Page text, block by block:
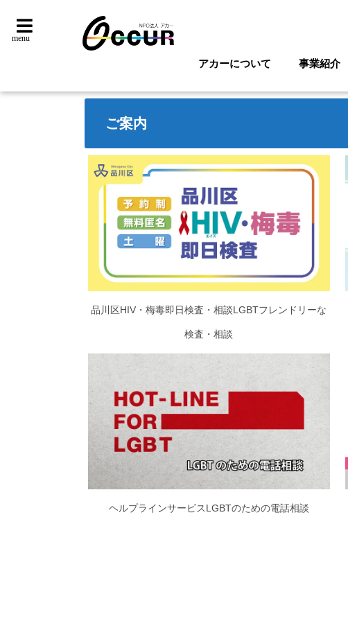
menu
アカーについて 事業紹介
ご案内
品川区HIV・梅毒即日検査・相談LGBTフレンドリーな
検査・相談
ヘルプラインサービスLGBTのための電話相談